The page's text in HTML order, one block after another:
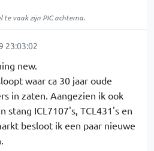
te vaak zijn PIC achterna.
23:03:02
new.
waar ca 30 jaar oude
in zaten. Aangezien ik ook
stang ICL7107's, TCL431's en
besloot ik een paar nieuwe